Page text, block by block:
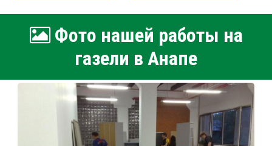
Фото нашей работы на
газели в Анапе